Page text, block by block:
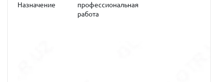
Назначение
профессиональная
работа